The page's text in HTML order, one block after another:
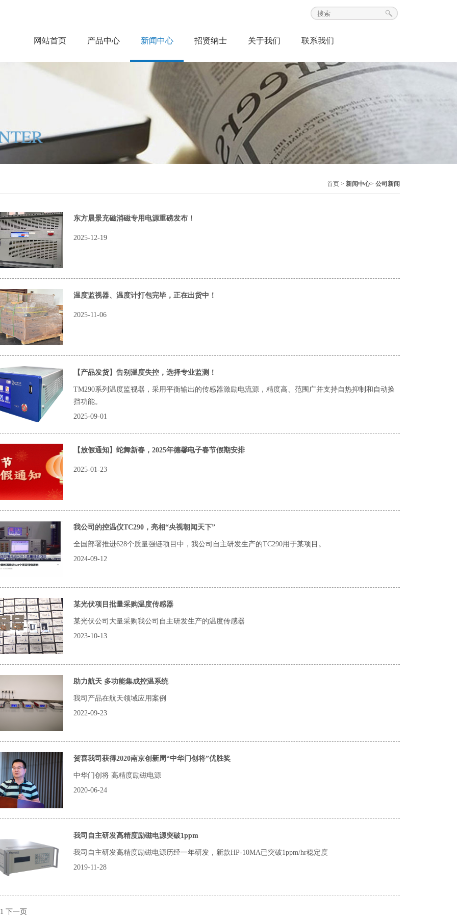
网站首页 产品中心 新闻中心 招贤纳士 关于我们 联系我们
首页 > 新闻中心> 公司新闻
东方晨景充磁消磁专用电源重磅发布！
2025-12-19
温度监视器、温度计打包完毕，正在出货中！
2025-11-06
【产品发货】告别温度失控，选择专业监测！
TM290系列温度监视器，采用平衡输出的传感器激励电流源，精度高、范围广并支持自热抑制和自动换
挡功能。
2025-09-01
【放假通知】蛇舞新春，2025年德馨电子春节假期安排
2025-01-23
我公司的控温仪TC290，亮相“央视朝闻天下”
全国部署推进628个质量强链项目中，我公司自主研发生产的TC290用于某项目。
2024-09-12
某光伏项目批量采购温度传感器
某光伏公司大量采购我公司自主研发生产的温度传感器
2023-10-13
助力航天 多功能集成控温系统
我司产品在航天领域应用案例
2022-09-23
贺喜我司获得2020南京创新周“中华门创将”优胜奖
中华门创将 高精度励磁电源
2020-06-24
我司自主研发高精度励磁电源突破1ppm
我司自主研发高精度励磁电源历经一年研发，新款HP-10MA已突破1ppm/hr稳定度
2019-11-28
1 下一页